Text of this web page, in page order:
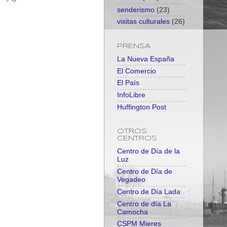
senderismo (23)
visitas culturales (26)
PRENSA
La Nueva España
El Comercio
El País
InfoLibre
Huffington Post
OTROS
CENTROS
Centro de Día de la
Luz
Centro de Día de
Vegadeo
Centro de Día Lada
Centro de día La
Camocha
CSPM Mieres